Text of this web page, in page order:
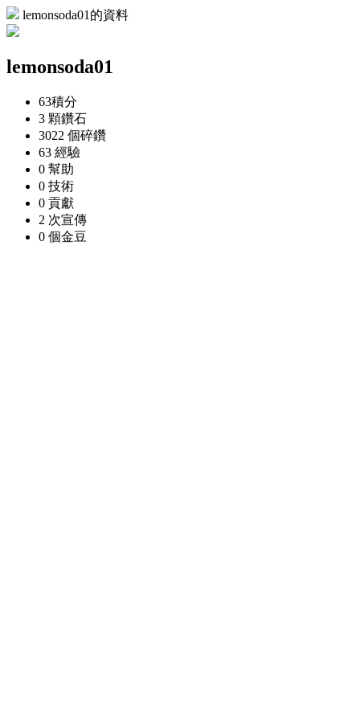
lemonsoda01的資料
lemonsoda01
63積分
3 顆鑽石
3022 個碎鑽
63 經驗
0 幫助
0 技術
0 貢獻
2 次宣傳
0 個金豆